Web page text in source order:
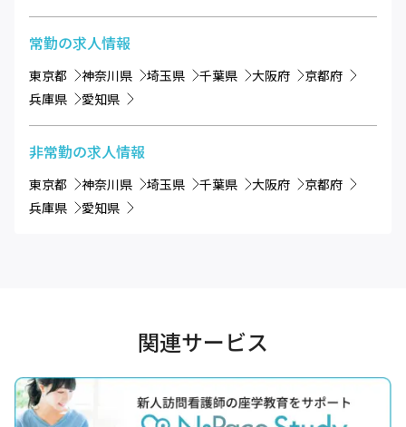
常勤の求人情報
東京都 神奈川県 埼玉県 千葉県 大阪府
京都府
兵庫県
愛知県
非常勤の求人情報
東京都 神奈川県 埼玉県 千葉県 大阪府
京都府
兵庫県
愛知県
関連サービス